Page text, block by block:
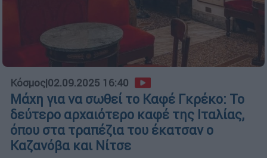
Κόσμος|02.09.2025 16:40
Μάχη για να σωθεί το Καφέ Γκρέκο: Το
δεύτερο αρχαιότερο καφέ της Ιταλίας,
όπου στα τραπέζια του έκατσαν ο
Καζανόβα και Νίτσε